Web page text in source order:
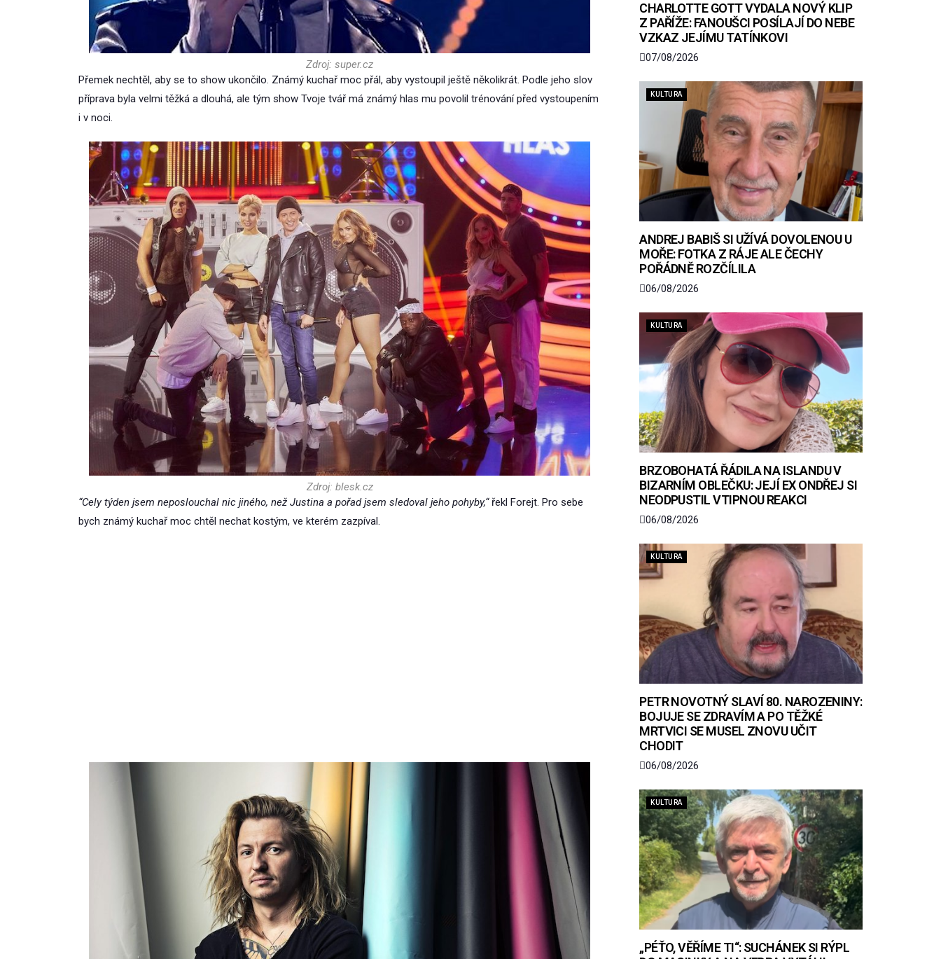
Zdroj: super.cz
Přemek nechtěl, aby se to show ukončilo. Známý kuchař moc přál, aby vystoupil ještě několikrát. Podle jeho slov
příprava byla velmi těžká a dlouhá, ale tým show Tvoje tvář má známý hlas mu povolil trénování před vystoupením
i v noci.
Zdroj: blesk.cz
“Cely týden jsem neposlouchal nic jiného, než Justina a pořad jsem sledoval jeho pohyby,“řekl Forejt. Pro sebe
bych známý kuchař moc chtěl nechat kostým, ve kterém zazpíval.
CHARLOTTE GOTT VYDALA NOVÝ KLIP
Z PAŘÍŽE: FANOUŠCI POSÍLAJÍ DO NEBE
VZKAZ JEJÍMU TATÍNKOVI
07/08/2026
KULTURA
ANDREJ BABIŠ SI UŽÍVÁ DOVOLENOU U
MOŘE: FOTKA Z RÁJE ALE ČECHY
POŘÁDNĚ ROZČÍLILA
06/08/2026
KULTURA
BRZOBOHATÁ ŘÁDILA NA ISLANDU V
BIZARNÍM OBLEČKU: JEJÍ EX ONDŘEJ SI
NEODPUSTIL VTIPNOU REAKCI
06/08/2026
KULTURA
PETR NOVOTNÝ SLAVÍ 80. NAROZENINY:
BOJUJE SE ZDRAVÍM A PO TĚŽKÉ
MRTVICI SE MUSEL ZNOVU UČIT
CHODIT
06/08/2026
KULTURA
„PÉŤO, VĚŘÍME TI“: SUCHÁNEK SI RÝPL